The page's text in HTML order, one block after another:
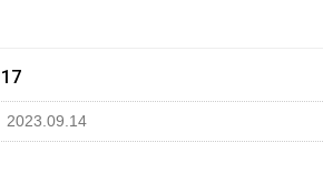
2023.09.14